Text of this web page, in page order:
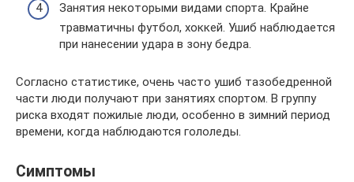
Занятия некоторыми видами спорта. Крайне
травматичны футбол, хоккей. Ушиб наблюдается
при нанесении удара в зону бедра.
Согласно статистике, очень часто ушиб тазобедренной
части люди получают при занятиях спортом. В группу
риска входят пожилые люди, особенно в зимний период
времени, когда наблюдаются гололеды.
Симптомы